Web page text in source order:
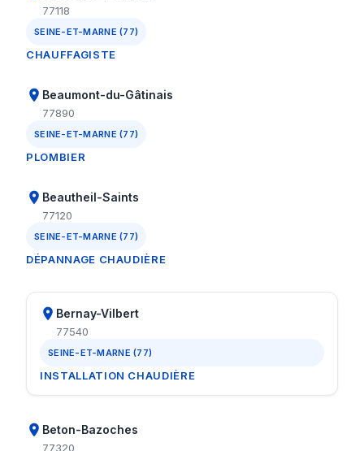
77118
SEINE-ET-MARNE (77)
CHAUFFAGISTE
Beaumont-du-Gâtinais
77890
SEINE-ET-MARNE (77)
PLOMBIER
Beautheil-Saints
77120
SEINE-ET-MARNE (77)
DÉPANNAGE CHAUDIÈRE
Bernay-Vilbert
77540
SEINE-ET-MARNE (77)
INSTALLATION CHAUDIÈRE
Beton-Bazoches
77320